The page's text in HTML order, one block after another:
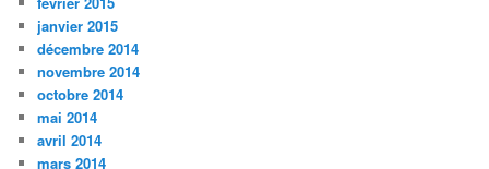
janvier 2015
décembre 2014
novembre 2014
octobre 2014
mai 2014
avril 2014
mars 2014